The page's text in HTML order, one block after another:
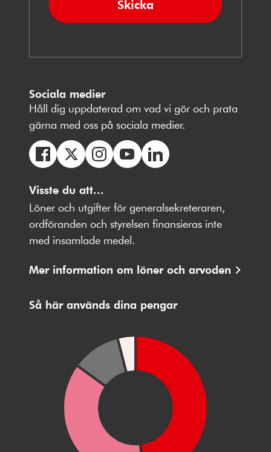
Skicka
Sociala medier
Håll dig uppdaterad om vad vi gör och prata
gärna med oss på sociala medier.
oss
på
Facebbok
oss
på
oss
på
Instagram
på
Youtube
på
LinkedIn
Visste du att...
Löner och utgifter för generalsekreteraren,
ordföranden och styrelsen finansieras inte
med insamlade medel.
Mer information om löner och arvoden
Så här används dina pengar